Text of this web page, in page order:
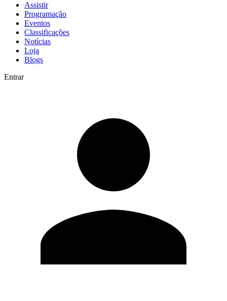
Assistir
Programação
Eventos
Classificações
Notícias
Loja
Blogs
Entrar